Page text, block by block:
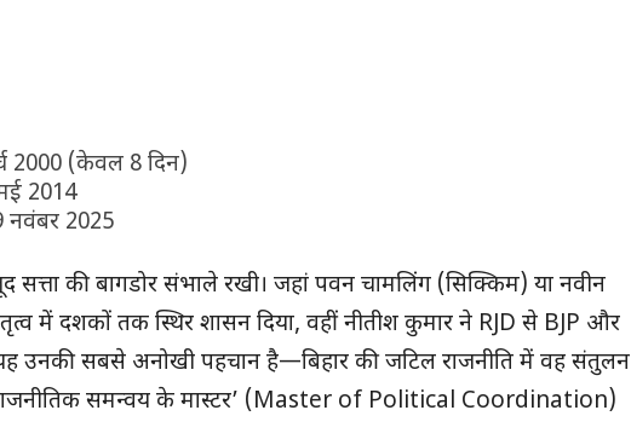
2000 (केवल 8 दिन)
2014
नवंबर 2025
की बागडोर संभाले रखी। जहां पवन चामलिंग (सिक्किम) या नवीन
में दशकों तक स्थिर शासन दिया, वहीं नीतीश कुमार ने RJD से BJP और
उनकी सबसे अनोखी पहचान है—बिहार की जटिल राजनीति में वह संतुलन
समन्वय के मास्टर’ (Master of Political Coordination)